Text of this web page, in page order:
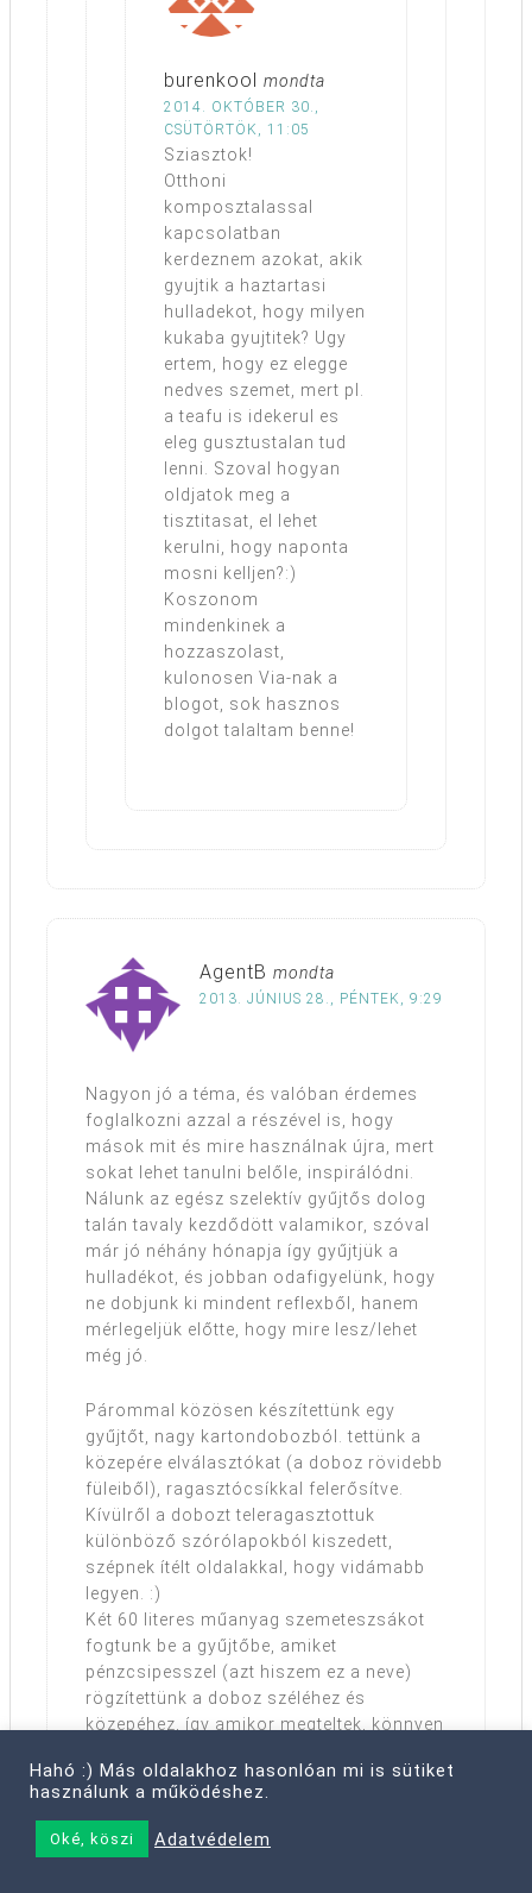
burenkool mondta
2014. OKTÓBER 30.,
CSÜTÖRTÖK, 11:05
Sziasztok!
Otthoni
komposztalassal
kapcsolatban
kerdeznem azokat, akik
gyujtik a haztartasi
hulladekot, hogy milyen
kukaba gyujtitek? Ugy
ertem, hogy ez elegge
nedves szemet, mert pl.
a teafu is idekerul es
eleg gusztustalan tud
lenni. Szoval hogyan
oldjatok meg a
tisztitasat, el lehet
kerulni, hogy naponta
mosni kelljen?:)
Koszonom
mindenkinek a
hozzaszolast,
kulonosen Via-nak a
blogot, sok hasznos
dolgot talaltam benne!
AgentB mondta
2013. JÚNIUS 28., PÉNTEK, 9:29
Nagyon jó a téma, és valóban érdemes
foglalkozni azzal a részével is, hogy
mások mit és mire használnak újra, mert
sokat lehet tanulni belőle, inspirálódni.
Nálunk az egész szelektív gyűjtős dolog
talán tavaly kezdődött valamikor, szóval
már jó néhány hónapja így gyűjtjük a
hulladékot, és jobban odafigyelünk, hogy
ne dobjunk ki mindent reflexből, hanem
mérlegeljük előtte, hogy mire lesz/lehet
még jó.
Párommal közösen készítettünk egy
gyűjtőt, nagy kartondobozból. tettünk a
közepére elválasztókat (a doboz rövidebb
füleiből), ragasztócsíkkal felerősítve.
Kívülről a dobozt teleragasztottuk
különböző szórólapokból kiszedett,
szépnek ítélt oldalakkal, hogy vidámabb
legyen. :)
Két 60 literes műanyag szemeteszsákot
fogtunk be a gyűjtőbe, amiket
pénzcsipesszel (azt hiszem ez a neve)
rögzítettünk a doboz széléhez és
közepéhez, így amikor megteltek, könnyen
egy zsákot, ameddig teljesen le nem
amortizálódik, azután az is megy a
műanyag hulladékhoz.
Hahó :) Más oldalakhoz hasonlóan mi is sütiket
használunk a működéshez.
Oké, köszi Adatvédelem